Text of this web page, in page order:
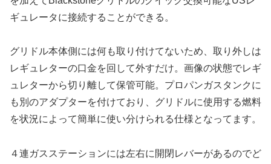
ギュレータに接続することができる。
グリドル本体側には何も取り付けてないため、取り外しは
レギュレターの口金を回して外すだけ。画像の状態でレギ
ュレターから切り離して保管可能。プロパンガスタンクに
も別のアダプターを付けており、グリドルに使用する燃料
を状況によって簡単に使い分けられる仕様となってます。
４連ガスステーションには左右に開閉レバーがあるのでど